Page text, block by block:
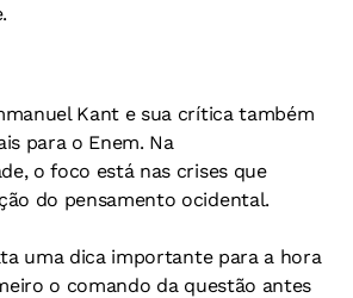
Kant e sua crítica também
para o Enem. Na
o foco está nas crises que
do pensamento ocidental.
uma dica importante para a hora
o comando da questão antes